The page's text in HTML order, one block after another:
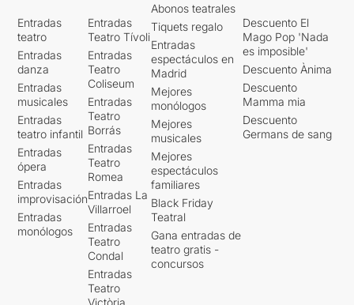
Entradas
teatro
Entradas
danza
Entradas
musicales
Entradas
teatro infantil
Entradas
ópera
Entradas
improvisación
Entradas
monólogos
Entradas
Teatro Tívoli
Entradas
Teatro
Coliseum
Entradas
Teatro
Borrás
Entradas
Teatro
Romea
Entradas La
Villarroel
Entradas
Teatro
Condal
Entradas
Teatro
Victòria
Abonos teatrales
Tiquets regalo
Entradas
espectáculos en
Madrid
Mejores
monólogos
Mejores
musicales
Mejores
espectáculos
familiares
Black Friday
Teatral
Gana entradas de
teatro gratis -
concursos
Descuento El
Mago Pop 'Nada
es imposible'
Descuento Ànima
Descuento
Mamma mia
Descuento
Germans de sang